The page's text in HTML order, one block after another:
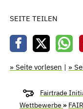
SEITE TEILEN
» Seite vorlesen | »
Fairtrade
Wettbewerbe »